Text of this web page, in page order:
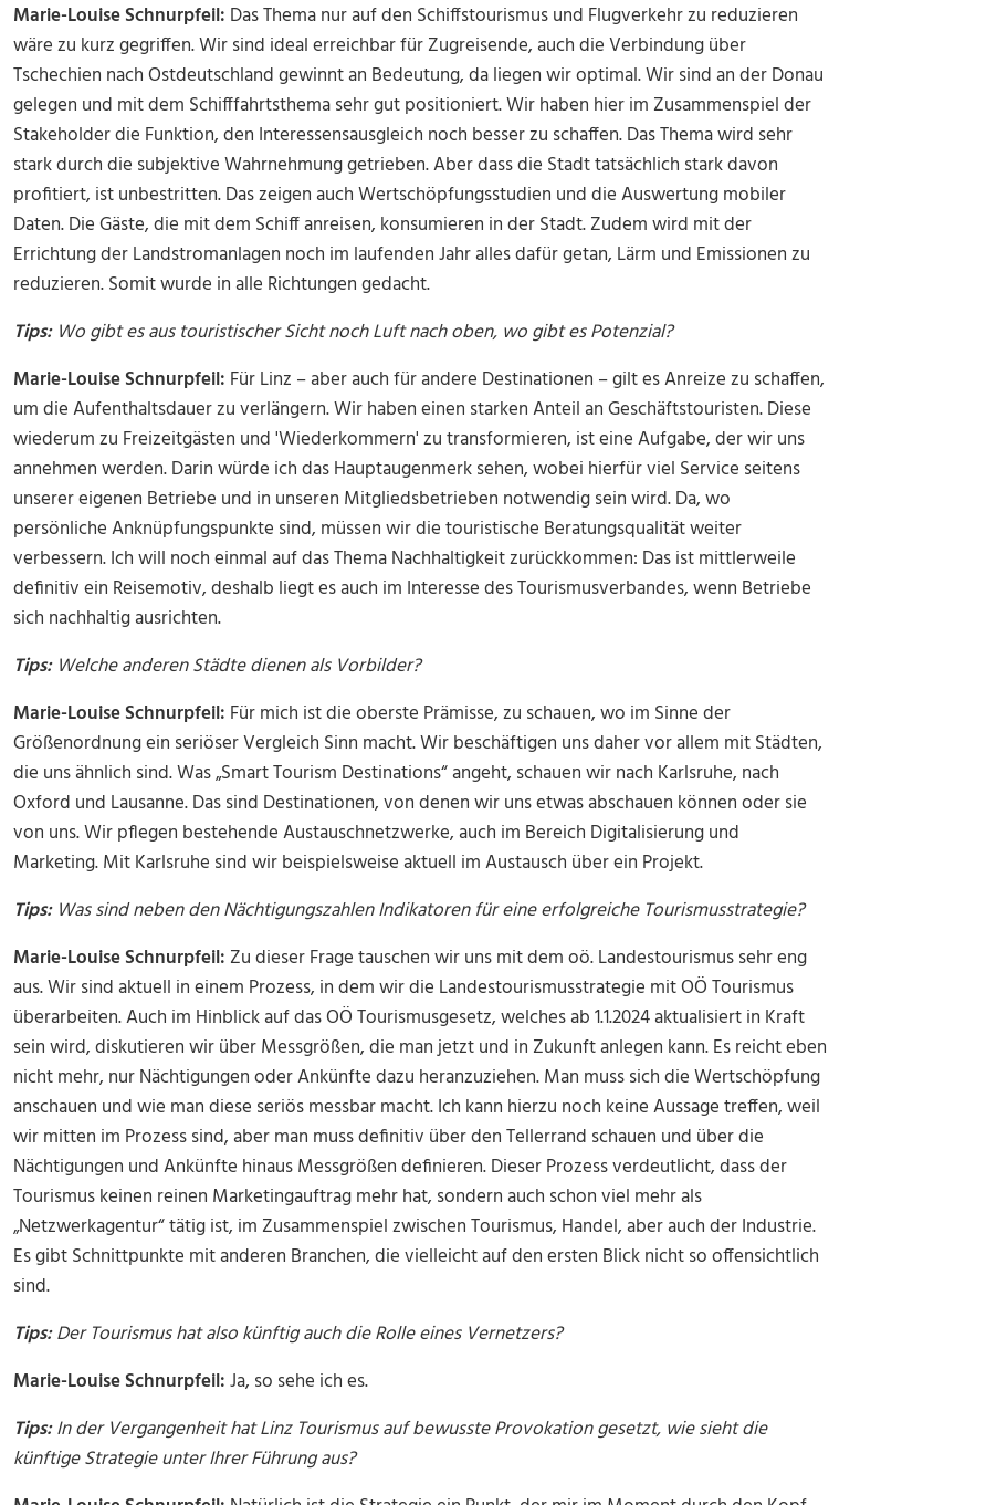
Marie-Louise Schnurpfeil: Das Thema nur auf den Schiffstourismus und Flugverkehr zu reduzieren
wäre zu kurz gegriffen. Wir sind ideal erreichbar für Zugreisende, auch die Verbindung über
Tschechien nach Ostdeutschland gewinnt an Bedeutung, da liegen wir optimal. Wir sind an der Donau
gelegen und mit dem Schifffahrtsthema sehr gut positioniert. Wir haben hier im Zusammenspiel der
Stakeholder die Funktion, den Interessensausgleich noch besser zu schaffen. Das Thema wird sehr
stark durch die subjektive Wahrnehmung getrieben. Aber dass die Stadt tatsächlich stark davon
profitiert, ist unbestritten. Das zeigen auch Wertschöpfungsstudien und die Auswertung mobiler
Daten. Die Gäste, die mit dem Schiff anreisen, konsumieren in der Stadt. Zudem wird mit der
Errichtung der Landstromanlagen noch im laufenden Jahr alles dafür getan, Lärm und Emissionen zu
reduzieren. Somit wurde in alle Richtungen gedacht.
Tips:Wo gibt es aus touristischer Sicht noch Luft nach oben, wo gibt es Potenzial?
Marie-Louise Schnurpfeil: Für Linz – aber auch für andere Destinationen – gilt es Anreize zu schaffen,
um die Aufenthaltsdauer zu verlängern. Wir haben einen starken Anteil an Geschäftstouristen. Diese
wiederum zu Freizeitgästen und 'Wiederkommern' zu transformieren, ist eine Aufgabe, der wir uns
annehmen werden. Darin würde ich das Hauptaugenmerk sehen, wobei hierfür viel Service seitens
unserer eigenen Betriebe und in unseren Mitgliedsbetrieben notwendig sein wird. Da, wo
persönliche Anknüpfungspunkte sind, müssen wir die touristische Beratungsqualität weiter
verbessern. Ich will noch einmal auf das Thema Nachhaltigkeit zurückkommen: Das ist mittlerweile
definitiv ein Reisemotiv, deshalb liegt es auch im Interesse des Tourismusverbandes, wenn Betriebe
sich nachhaltig ausrichten.
Tips:Welche anderen Städte dienen als Vorbilder?
Marie-Louise Schnurpfeil: Für mich ist die oberste Prämisse, zu schauen, wo im Sinne der
Größenordnung ein seriöser Vergleich Sinn macht. Wir beschäftigen uns daher vor allem mit Städten,
die uns ähnlich sind. Was „Smart Tourism Destinations“ angeht, schauen wir nach Karlsruhe, nach
Oxford und Lausanne. Das sind Destinationen, von denen wir uns etwas abschauen können oder sie
von uns. Wir pflegen bestehende Austauschnetzwerke, auch im Bereich Digitalisierung und
Marketing. Mit Karlsruhe sind wir beispielsweise aktuell im Austausch über ein Projekt.
Tips:Was sind neben den Nächtigungszahlen Indikatoren für eine erfolgreiche Tourismusstrategie?
Marie-Louise Schnurpfeil: Zu dieser Frage tauschen wir uns mit dem oö. Landestourismus sehr eng
aus. Wir sind aktuell in einem Prozess, in dem wir die Landestourismusstrategie mit OÖ Tourismus
überarbeiten. Auch im Hinblick auf das OÖ Tourismusgesetz, welches ab 1.1.2024 aktualisiert in Kraft
sein wird, diskutieren wir über Messgrößen, die man jetzt und in Zukunft anlegen kann. Es reicht eben
nicht mehr, nur Nächtigungen oder Ankünfte dazu heranzuziehen. Man muss sich die Wertschöpfung
anschauen und wie man diese seriös messbar macht. Ich kann hierzu noch keine Aussage treffen, weil
wir mitten im Prozess sind, aber man muss definitiv über den Tellerrand schauen und über die
Nächtigungen und Ankünfte hinaus Messgrößen definieren. Dieser Prozess verdeutlicht, dass der
Tourismus keinen reinen Marketingauftrag mehr hat, sondern auch schon viel mehr als
„Netzwerkagentur“ tätig ist, im Zusammenspiel zwischen Tourismus, Handel, aber auch der Industrie.
Es gibt Schnittpunkte mit anderen Branchen, die vielleicht auf den ersten Blick nicht so offensichtlich
sind.
Tips:Der Tourismus hat also künftig auch die Rolle eines Vernetzers?
Marie-Louise Schnurpfeil:Ja, so sehe ich es.
Tips:In der Vergangenheit hat Linz Tourismus auf bewusste Provokation gesetzt, wie sieht die
künftige Strategie unter Ihrer Führung aus?